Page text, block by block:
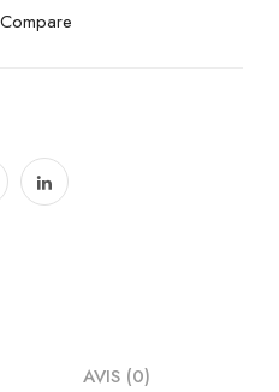
Compare
AVIS (0)